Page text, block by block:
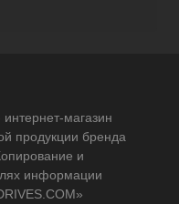
магазин
продукции бренда
и
информации